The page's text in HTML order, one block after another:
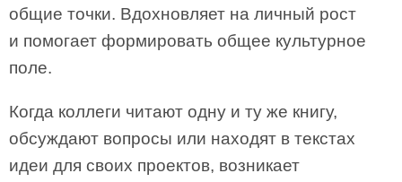
общие точки. Вдохновляет на личный рост
и помогает формировать общее культурное
поле.
Когда коллеги читают одну и ту же книгу,
обсуждают вопросы или находят в текстах
идеи для своих проектов, возникает